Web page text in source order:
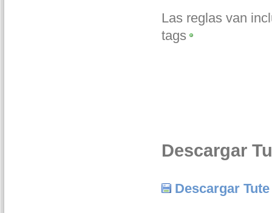
Las reglas van
tags
Descargar
Descargar